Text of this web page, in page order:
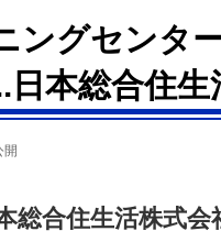
ングセンタ
日本総合住生
総合住生活株式会